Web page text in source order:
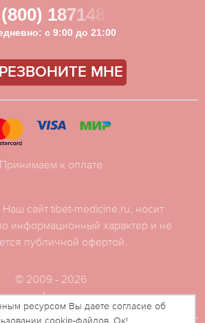
1871481
с 9:00 до 21:00
МНЕ
сайт tibet-medicine.ru, носит
информационный характер и не
публичной офертой.
© 2009 - 2026
конфиденциальности
Принимаем к оплате
ресурсом Вы даете согласие об
cookie-файлов. Ок!